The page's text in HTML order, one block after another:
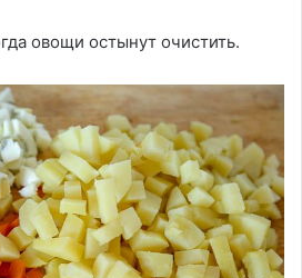
овощи остынут очистить.